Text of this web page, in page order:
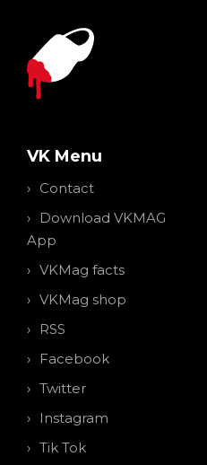
VK Menu
Contact
Download VKMAG
App
VKMag facts
VKMag shop
RSS
Facebook
Twitter
Instagram
Tik Tok